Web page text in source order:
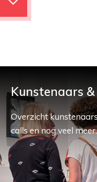
Kunstenaars
Overzicht
calls en nog veel meer.